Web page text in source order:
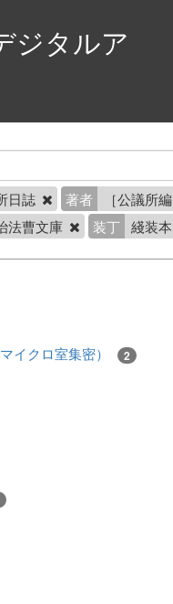
ジタルア
日誌 著者
［公議所
法曹文庫 装丁 綫装
イクロ室集密） 2